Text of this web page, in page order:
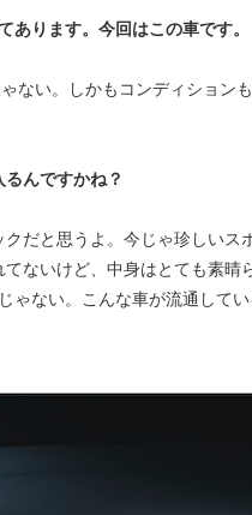
ります。今回はこの車です。
ない。しかもコンディション
んですかね？
だと思うよ。今じゃ珍しいス
ないけど、中身はとても素晴
ない。こんな車が流通してい